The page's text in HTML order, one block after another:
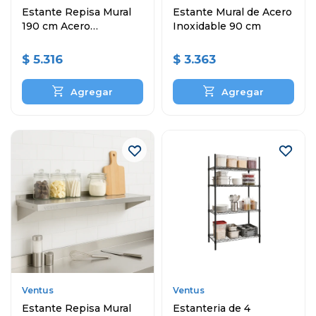
Estante Repisa Mural
190 cm Acero
$ 5.316
Estante Mural de Acero
Inoxidable 90 cm
$ 3.363
Ventus
Estante Repisa Mural
Ventus
Estanteria de 4